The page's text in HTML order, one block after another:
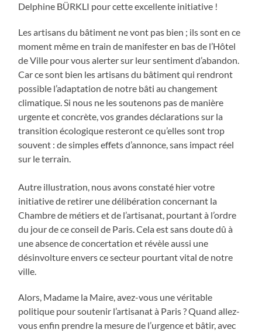
Delphine BÜRKLI pour cette excellente initiative !
Les artisans du bâtiment ne vont pas bien ; ils sont en ce
moment même en train de manifester en bas de l’Hôtel
de Ville pour vous alerter sur leur sentiment d’abandon.
Car ce sont bien les artisans du bâtiment qui rendront
possible l’adaptation de notre bâti au changement
climatique. Si nous ne les soutenons pas de manière
urgente et concrète, vos grandes déclarations sur la
transition écologique resteront ce qu’elles sont trop
souvent : de simples effets d’annonce, sans impact réel
sur le terrain.
Autre illustration, nous avons constaté hier votre
initiative de retirer une délibération concernant la
Chambre de métiers et de l’artisanat, pourtant à l’ordre
du jour de ce conseil de Paris. Cela est sans doute dû à
une absence de concertation et révèle aussi une
désinvolture envers ce secteur pourtant vital de notre
ville.
Alors, Madame la Maire, avez-vous une véritable
politique pour soutenir l’artisanat à Paris ? Quand allez-
vous enfin prendre la mesure de l’urgence et bâtir, avec